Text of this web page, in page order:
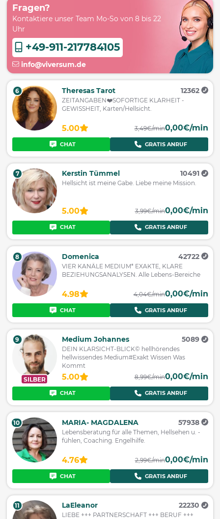
Fragen?
Kontaktiere unser Team Mo-So von 8 bis 22
Uhr
+49-911-217784105
info@viversum.de
6 Theresas Tarot 12362
ZEITANGABEN❤️SOFORTIGE KLARHEIT -
GEWISSHEIT, Karten/Hellsicht.
5.00 3,49€/min0,00€/min
CHAT GRATIS ANRUF
7 Kerstin Tümmel 10491
Hellsicht ist meine Gabe. Liebe meine Mission.
5.00 3,99€/min0,00€/min
CHAT GRATIS ANRUF
8 Domenica 42722
VIER KANÄLE MEDIUM* EXAKTE, KLARE
BEZIEHUNGSANALYSEN. Alle Lebens-Bereiche
4.98 4,04€/min0,00€/min
CHAT GRATIS ANRUF
SILBER
9 Medium Johannes 5089
DEIN KLARSICHT-BLICK© hellhörendes
hellwissendes Medium#Exakt Wissen Was
Kommt
5.00 8,99€/min0,00€/min
CHAT GRATIS ANRUF
10 MARIA- MAGDALENA 57938
Lebensberatung für alle Themen, Hellsehen u. -
fühlen, Coaching. Engelhilfe.
4.76 2,99€/min0,00€/min
CHAT GRATIS ANRUF
11 LaEleanor 22230
LIEBE +++ PARTNERSCHAFT +++ BERUF +++